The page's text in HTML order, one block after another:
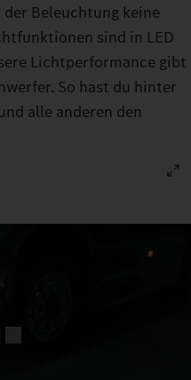
Beleuchtung keine
sind in LED
Lichtperformance gibt
So hast du hinter
alle anderen den